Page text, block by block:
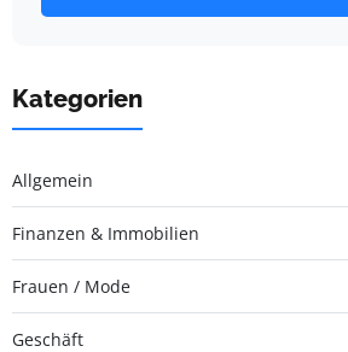
Kategorien
Allgemein
Finanzen & Immobilien
Frauen / Mode
Geschäft